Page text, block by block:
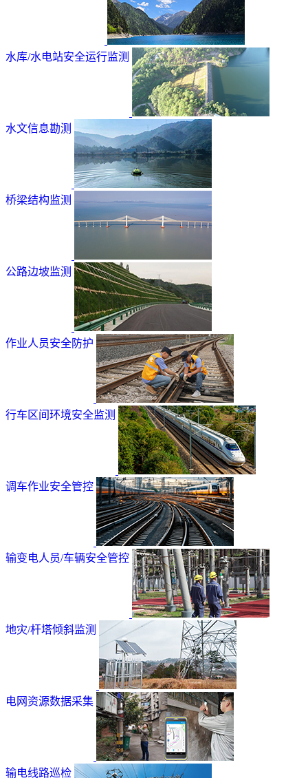
水库/水电站安全运行监测
水文信息勘测
桥梁结构监测
公路边坡监测
作业人员安全防护
行车区间环境安全监测
调车作业安全管控
输变电人员/车辆安全管控
地灾/杆塔倾斜监测
电网资源数据采集
输电线路巡检